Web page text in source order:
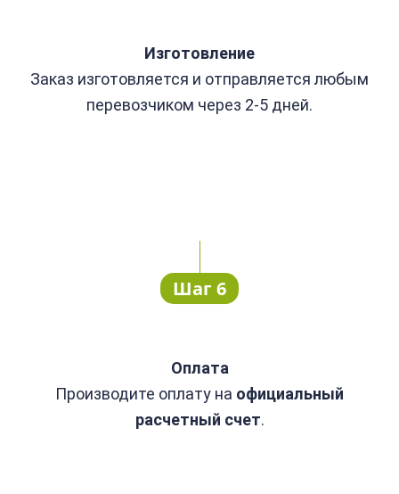
Изготовление
Заказ изготовляется и отправляется любым
перевозчиком через 2-5 дней.
Шаг 6
Оплата
Производите оплату на официальный
расчетный счет.